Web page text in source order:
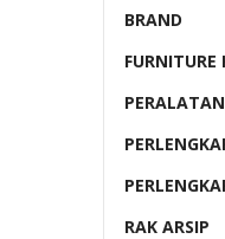
BRAND
RAK ARSIP